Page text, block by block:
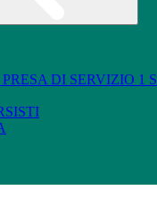
DI SERVIZIO 1